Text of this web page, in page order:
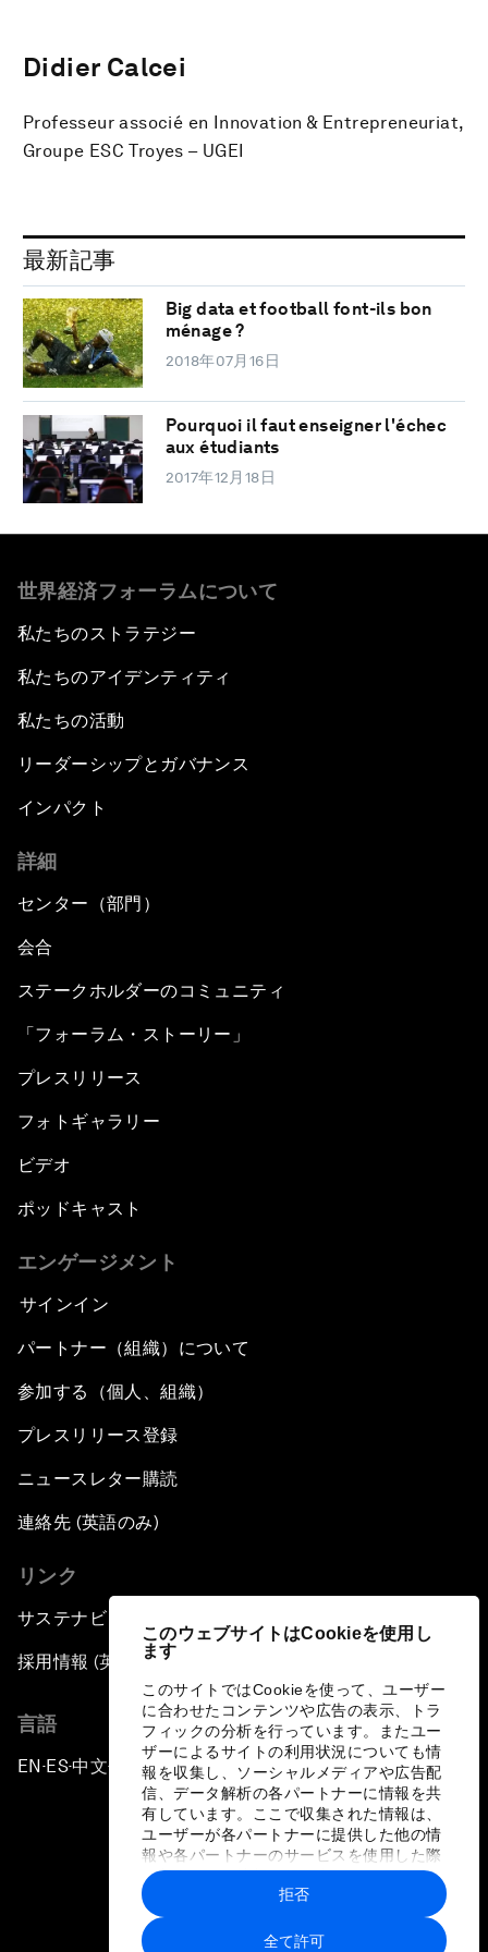
このウェブサイトはCookieを使用し
ます
このサイトではCookieを使って、ユーザー
に合わせたコンテンツや広告の表示、トラ
フィックの分析を行っています。またユー
ザーによるサイトの利用状況についても情
報を収集し、ソーシャルメディアや広告配
信、データ解析の各パートナーに情報を共
有しています。ここで収集された情報は、
ユーザーが各パートナーに提供した他の情
報や各パートナーのサービスを使用した際
に収集された情報と組み合わされ、各パー
トナーによって使用されることがありま
す。
全て許可
拒否
Didier Calcei
Professeur associé en Innovation & Entrepreneuriat,
Groupe ESC Troyes – UGEI
最新記事
Big data et football font-ils bon
ménage ?
2018年07月16日
Pourquoi il faut enseigner l'échec
aux étudiants
2017年12月18日
世界経済フォーラムについて
私たちのストラテジー
私たちのアイデンティティ
私たちの活動
リーダーシップとガバナンス
インパクト
詳細
センター（部門）
会合
ステークホルダーのコミュニティ
「フォーラム・ストーリー」
プレスリリース
フォトギャラリー
ビデオ
ポッドキャスト
エンゲージメント
サインイン
パートナー（組織）について
参加する（個人、組織）
プレスリリース登録
ニュースレター購読
連絡先 (英語のみ)
リンク
サステナビリティへの取り組み
採用情報 (英語のみ)
言語
EN ▪ES▪中文▪ 日本語
プライバシーポリシーと利用規約